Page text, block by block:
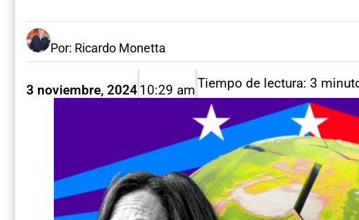
Por: Ricardo Monetta
3 noviembre, 202410:29 amTiempo de lectura: 3